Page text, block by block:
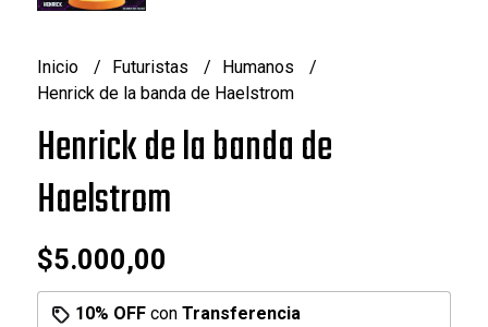
Inicio Futuristas
Humanos
Henrick de la banda de Haelstrom
Henrick de la banda de
Haelstrom
$5.000,00
10% OFFcon Transferencia